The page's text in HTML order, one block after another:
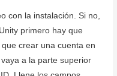
con la instalación. Si no,
primero hay que
crear una cuenta en
a la parte superior